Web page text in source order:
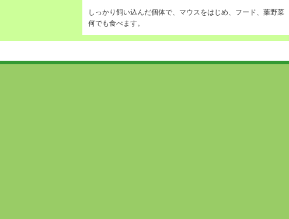
しっかり飼い込んだ個体で、マウスをはじめ、フード、葉野菜
何でも食べます。